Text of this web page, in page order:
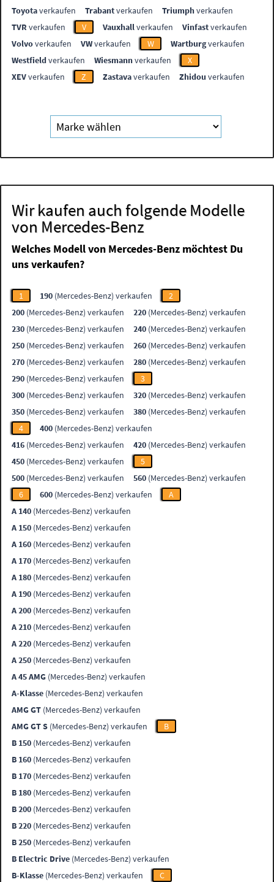
Toyotaverkaufen Trabantverkaufen Triumphverkaufen
TVR verkaufen V Vauxhallverkaufen Vinfastverkaufen
Volvoverkaufen VWverkaufen W Wartburgverkaufen
Westfieldverkaufen Wiesmannverkaufen
X
XEVverkaufen Z Zastavaverkaufen Zhidou verkaufen
Wir kaufen auch folgende Modelle
von Mercedes-Benz
Welches Modell von Mercedes-Benz möchtest Du
uns verkaufen?
1 190 (Mercedes-Benz) verkaufen
2
200 (Mercedes-Benz) verkaufen 220 (Mercedes-Benz) verkaufen
230 (Mercedes-Benz) verkaufen 240 (Mercedes-Benz) verkaufen
250 (Mercedes-Benz) verkaufen 260 (Mercedes-Benz) verkaufen
270 (Mercedes-Benz) verkaufen 280 (Mercedes-Benz) verkaufen
290 (Mercedes-Benz) verkaufen
3
300 (Mercedes-Benz) verkaufen 320 (Mercedes-Benz) verkaufen
350 (Mercedes-Benz) verkaufen 380 (Mercedes-Benz) verkaufen
4
400 (Mercedes-Benz) verkaufen
416 (Mercedes-Benz) verkaufen 420 (Mercedes-Benz) verkaufen
450 (Mercedes-Benz) verkaufen
5
500 (Mercedes-Benz) verkaufen 560 (Mercedes-Benz) verkaufen
6
600 (Mercedes-Benz) verkaufen
A
A 140 (Mercedes-Benz) verkaufen
A 150 (Mercedes-Benz) verkaufen
A 160 (Mercedes-Benz) verkaufen
A 170 (Mercedes-Benz) verkaufen
A 180 (Mercedes-Benz) verkaufen
A 190 (Mercedes-Benz) verkaufen
A 200 (Mercedes-Benz) verkaufen
A 210 (Mercedes-Benz) verkaufen
A 220 (Mercedes-Benz) verkaufen
A 250 (Mercedes-Benz) verkaufen
A 45 AMG (Mercedes-Benz) verkaufen
A-Klasse (Mercedes-Benz) verkaufen
AMG GT (Mercedes-Benz) verkaufen
AMG GT S (Mercedes-Benz) verkaufen
B
B 150 (Mercedes-Benz) verkaufen
B 160 (Mercedes-Benz) verkaufen
B 170 (Mercedes-Benz) verkaufen
B 180 (Mercedes-Benz) verkaufen
B 200 (Mercedes-Benz) verkaufen
B 220 (Mercedes-Benz) verkaufen
B 250 (Mercedes-Benz) verkaufen
B Electric Drive (Mercedes-Benz) verkaufen
B-Klasse (Mercedes-Benz) verkaufen
C